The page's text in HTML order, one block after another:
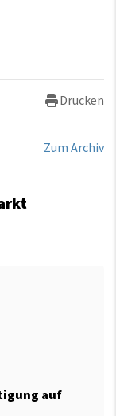
Drucken
Zum Archiv
auf